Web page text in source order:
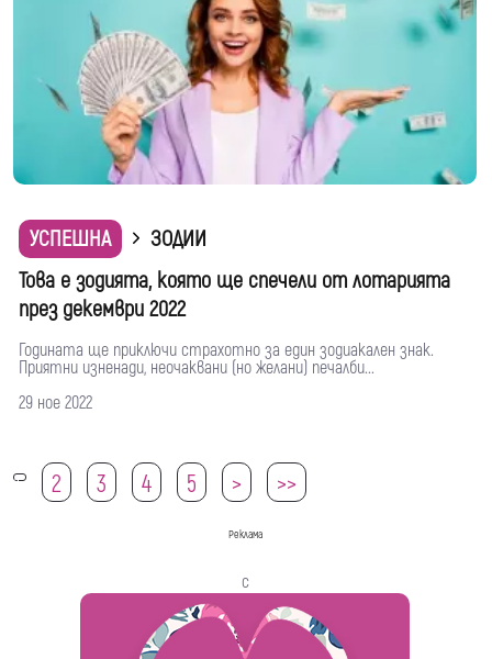
УСПЕШНА
ЗОДИИ
Това е зодията, която ще спечели от лотарията
през декември 2022
Годината ще приключи страхотно за един зодиакален знак.
Приятни изненади, неочаквани (но желани) печалби...
29 ное 2022
1 2 3 4 5 > >>
Реклама
с